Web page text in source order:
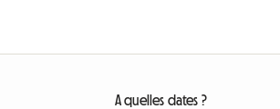
A quelles dates ?